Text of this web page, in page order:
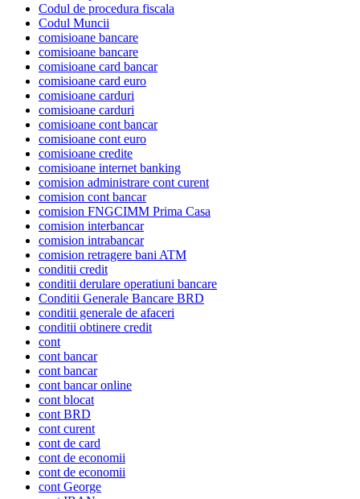
Codul de procedura fiscala
Codul Muncii
comisioane bancare
comisioane bancare
comisioane card bancar
comisioane card euro
comisioane carduri
comisioane carduri
comisioane cont bancar
comisioane cont euro
comisioane credite
comisioane internet banking
comision administrare cont curent
comision cont bancar
comision FNGCIMM Prima Casa
comision interbancar
comision intrabancar
comision retragere bani ATM
conditii credit
conditii derulare operatiuni bancare
Conditii Generale Bancare BRD
conditii generale de afaceri
conditii obtinere credit
cont
cont bancar
cont bancar
cont bancar online
cont blocat
cont BRD
cont curent
cont de card
cont de economii
cont de economii
cont George